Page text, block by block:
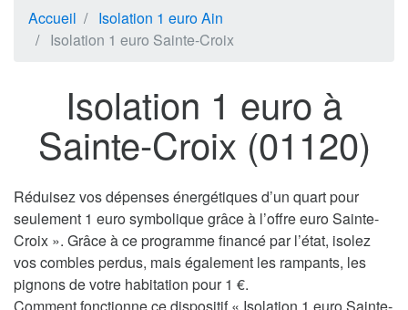
Accueil
Isolation 1 euro Ain
Isolation 1 euro Sainte-Croix
Isolation 1 euro à
Sainte-Croix (01120)
Réduisez vos dépenses énergétiques d’un quart pour
seulement 1 euro symbolique grâce à l’offre euro Sainte-
Croix ». Grâce à ce programme financé par l’état, isolez
vos combles perdus, mais également les rampants, les
pignons de votre habitation pour 1 €.